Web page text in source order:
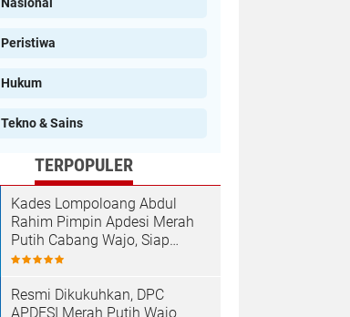
Peristiwa
Hukum
Tekno & Sains
TERPOPULER
Kades Lompoloang Abdul
Rahim Pimpin Apdesi Merah
Putih Cabang Wajo, Siap
Kawal Koperasi Merah Putih
Resmi Dikukuhkan, DPC
APDESI Merah Putih Wajo